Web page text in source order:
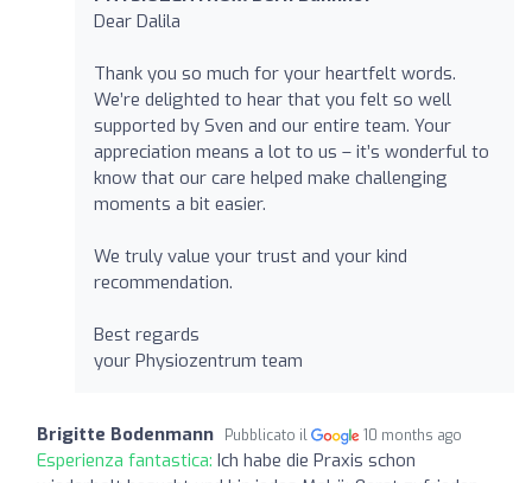
Dear Dalila
Thank you so much for your heartfelt words.
We’re delighted to hear that you felt so well
supported by Sven and our entire team. Your
appreciation means a lot to us – it’s wonderful to
know that our care helped make challenging
moments a bit easier.
We truly value your trust and your kind
recommendation.
Best regards
your Physiozentrum team
Brigitte Bodenmann Pubblicato il 10 months ago
Esperienza fantastica: Ich habe die Praxis schon